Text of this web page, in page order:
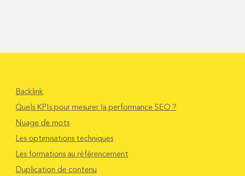
Backlink
Quels KPIs pour mesurer la performance SEO ?
Nuage de mots
Les optimisations techniques
Les formations au référencement
Duplication de contenu